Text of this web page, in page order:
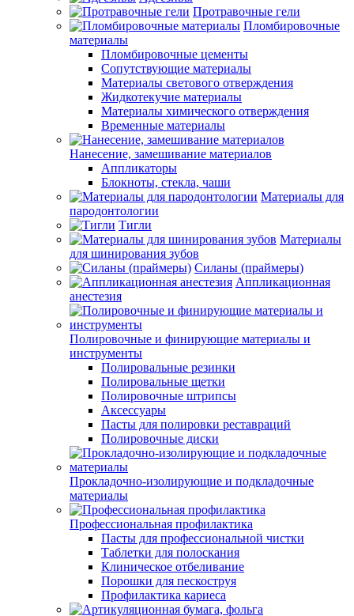
Протравочные гели
Пломбировочные
материалы
Пломбировочные цементы
Сопутствующие материалы
Материалы светового отверждения
Жидкотекучие материалы
Материалы химического отверждения
Временные материалы
Нанесение, замешивание материалов
Аппликаторы
Блокноты, стекла, чаши
Материалы для
пародонтологии
Тигли
Материалы
для шинирования зубов
Силаны (праймеры)
Аппликационная
анестезия
Полировочные и финирующие материалы и
инструменты
Полировальные резинки
Полировальные щетки
Полировочные штрипсы
Аксессуары
Пасты для полировки реставраций
Полировочные диски
Прокладочно-изолирующие и подкладочные
материалы
Профессиональная профилактика
Пасты для профессиональной чистки
Таблетки для полоскания
Клиническое отбеливание
Порошки для пескоструя
Профилактика кариеса